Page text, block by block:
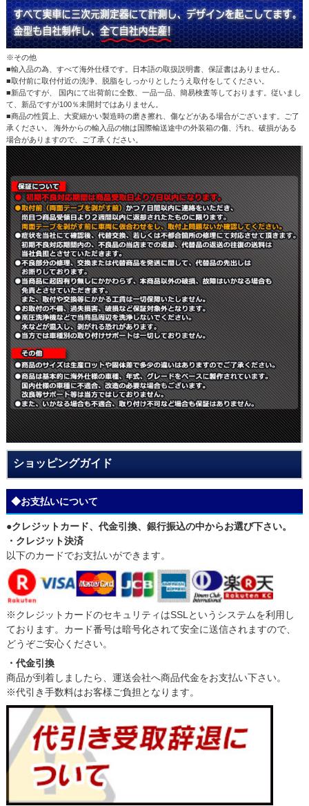
※その他
■輸入品の為、すべて海外仕様です。日本語の取扱説明書、保証書はありません。
■取付前に取付付近の洗浄、脱脂をしっかりとしたうえ取付をしてください。
■新品ですが、 国内にて出荷前に全数、一品一品、簡易検査等しております。従いまし
て、新品ですが100％未開封ではありません。
■商品の性質上、大変細かい製造時の磨き擦れ、傷などがある場合がございます。ご了
承ください。 海外からの輸入品の物は国際輸送途中の外装箱の傷、汚れ、破損がある
場合がありますので、ご了承ください。
ショッピングガイド
◆お支払いについて
●クレジットカード、代金引換、銀行振込の中からお選び下さい。
・クレジット決済
以下のカードでお支払いができます。
※クレジットカードのセキュリティはSSLというシステムを利用し
ております。カード番号は暗号化されて安全に送信されますので、
どうぞご安心ください。
・代金引換
商品が到着しましたら、運送会社へ商品代金をお支払い下さい。
※代引き手数料はお客様ご負担となります。